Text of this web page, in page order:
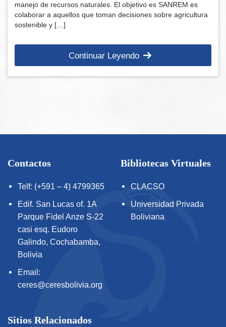
manejo de recursos naturales. El objetivo es SANREM es
colaborar a aquellos que toman decisiones sobre agricultura
sostenible y […]
Continuar Leyendo
Contactos
Telf: (+591 – 4) 4799365
Edif. San Lucas of. 1A
Parque Fidel Anze S-22
casi esq. Eudoro
Galindo, Cochabamba,
Bolivia
Email:
ceres@ceresbolivia.org
Bibliotecas Virtuales
CLACSO
Universidad Privada
Boliviana
Sitios Relacionados